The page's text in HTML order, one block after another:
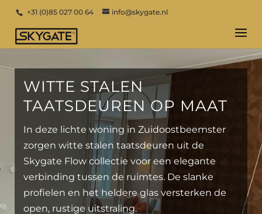
+31 (0)85 027 00 64 info@skygate.nl
WITTE STALEN
TAATSDEUREN OP MAAT
In deze lichte woning in Zuidoostbeemster
zorgen witte stalen taatsdeuren uit de
Skygate Flow collectie voor een elegante
verbinding tussen de ruimtes. De slanke
profielen en het heldere glas versterken de
open, rustige uitstraling.